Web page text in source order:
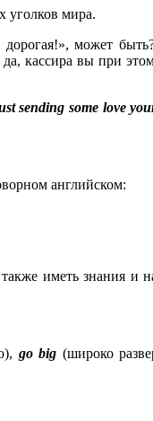
уголков мира.
может
кассира вы при
sending some love
английском:
также иметь знания и
go big (широко